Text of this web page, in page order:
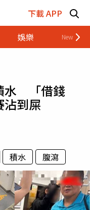
下載 APP
娛樂 財經
水 「借錢
沾到屎
積水 腹瀉